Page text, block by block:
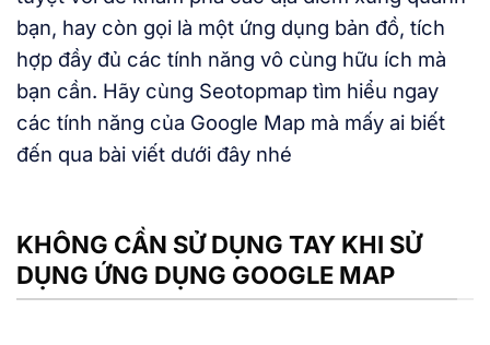
bạn, hay còn gọi là một ứng dụng bản đồ, tích
hợp đầy đủ các tính năng vô cùng hữu ích mà
bạn cần. Hãy cùng Seotopmap tìm hiểu ngay
các tính năng của Google Map mà mấy ai biết
đến qua bài viết dưới đây nhé
KHÔNG CẦN SỬ DỤNG TAY KHI SỬ
DỤNG ỨNG DỤNG GOOGLE MAP